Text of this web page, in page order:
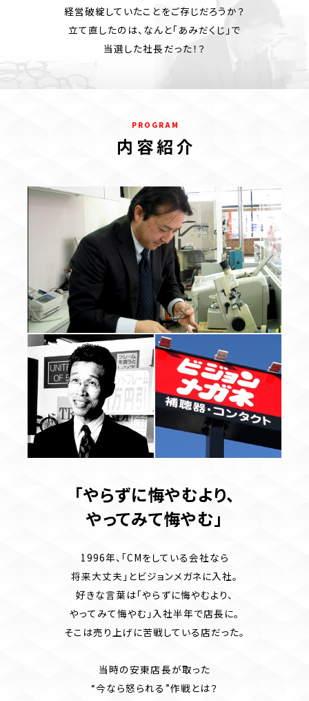
経営破綻していたことをご存じだろうか？
立て直したのは、なんと「あみだくじ」で
当選した社長だった！？
P R O G R A M
内 容 紹 介
「やらずに悔やむより、
やってみて悔やむ」
1996年、「CMをしている会社なら
将来大丈夫」とビジョンメガネに入社。
好きな言葉は「やらずに悔やむより、
やってみて悔やむ」入社半年で店長に。
そこは売り上げに苦戦している店だった。
当時の安東店長が取った
“今なら怒られる”作戦とは？